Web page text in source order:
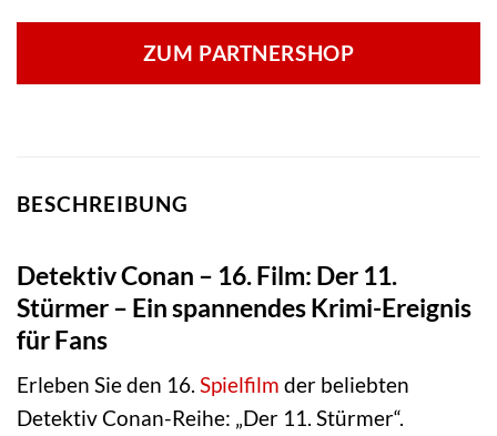
ZUM PARTNERSHOP
BESCHREIBUNG
Detektiv Conan – 16. Film: Der 11.
Stürmer – Ein spannendes Krimi-Ereignis
für Fans
Erleben Sie den 16. Spielfilm der beliebten
Detektiv Conan-Reihe: „Der 11. Stürmer“.